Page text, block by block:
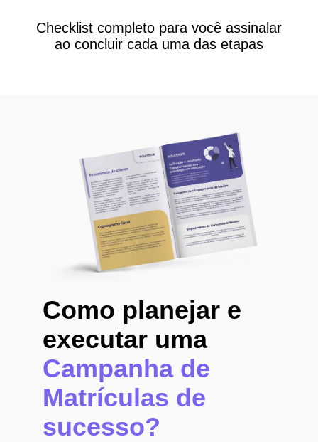
Checklist completo para você assinalar
ao concluir cada uma das etapas
Como planejar e
executar uma
Campanha de
Matrículas de
sucesso?